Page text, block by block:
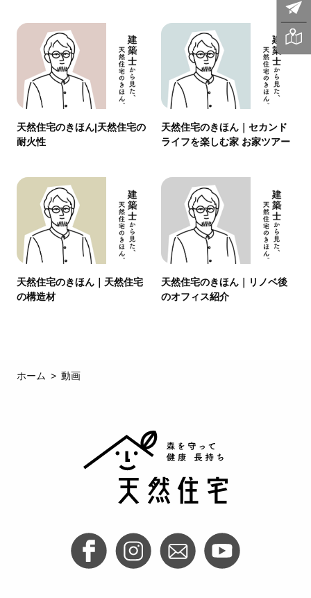
天然住宅のきほん|天然住宅の
耐火性
天然住宅のきほん｜セカンド
ライフを楽しむ家 お家ツアー
天然住宅のきほん｜天然住宅
の構造材
天然住宅のきほん｜リノベ後
のオフィス紹介
ホーム 動画